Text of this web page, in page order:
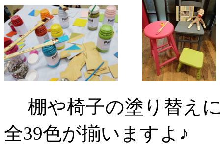
棚や椅子の塗り替え
全39色が揃いますよ♪